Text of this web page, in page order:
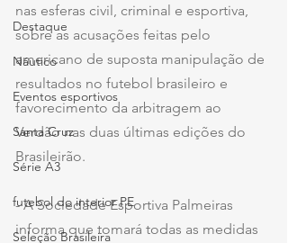
Destaque
Náutico
Eventos esportivos
Santa Cruz
Série A3
futebol do interior PE
Seleção Brasileira
nas esferas civil, criminal e esportiva,
sobre as acusações feitas pelo
americano de suposta manipulação de
resultados no futebol brasileiro e
favorecimento da arbitragem ao
Verdão nas duas últimas edições do
Brasileirão.
- A Sociedade Esportiva Palmeiras
informa que tomará todas as medidas